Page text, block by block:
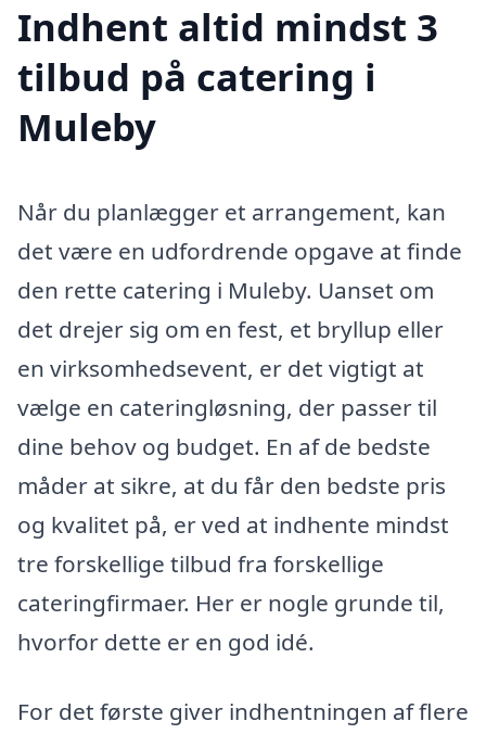
Indhent altid mindst 3
tilbud på catering i
Muleby
Når du planlægger et arrangement, kan
det være en udfordrende opgave at finde
den rette catering i Muleby. Uanset om
det drejer sig om en fest, et bryllup eller
en virksomhedsevent, er det vigtigt at
vælge en cateringløsning, der passer til
dine behov og budget. En af de bedste
måder at sikre, at du får den bedste pris
og kvalitet på, er ved at indhente mindst
tre forskellige tilbud fra forskellige
cateringfirmaer. Her er nogle grunde til,
hvorfor dette er en god idé.
For det første giver indhentningen af flere